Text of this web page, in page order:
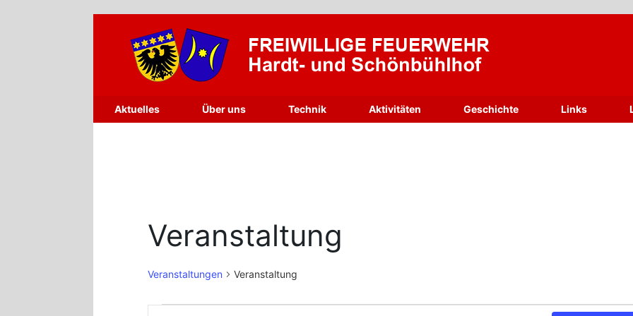
springen
Aktuelles Über uns Technik Aktivitäten Geschichte Links
Veranstaltung
Veranstaltungen Veranstaltung